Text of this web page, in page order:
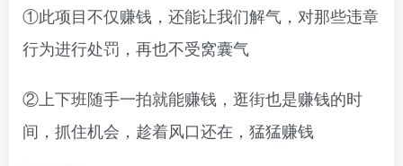
①此项目不仅赚钱，还能让我们解气，对那些违章
行为进行处罚，再也不受窝囊气
②上下班随手一拍就能赚钱，逛街也是赚钱的时
间，抓住机会，趁着风口还在，猛猛赚钱